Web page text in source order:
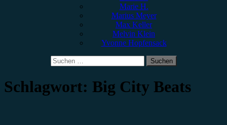
Marie H.
Marius Meyer
Max Keller
Melvin Klein
Yvonne Hopfensack
Suchen
nach:
Schlagwort: Big City Beats